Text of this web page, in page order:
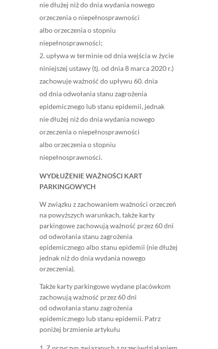
nie dłużej niż do dnia wydania nowego
orzeczenia o niepełnosprawności
albo orzeczenia o stopniu
niepełnosprawności;
upływa w terminie od dnia wejścia w życie
niniejszej ustawy (tj. od dnia 8 marca 2020 r.)
zachowuje ważność do upływu 60. dnia
od dnia odwołania stanu zagrożenia
epidemicznego lub stanu epidemii, jednak
nie dłużej niż do dnia wydania nowego
orzeczenia o niepełnosprawności
albo orzeczenia o stopniu
niepełnosprawności.
WYDŁUŻENIE WAŻNOŚCI KART
PARKINGOWYCH
W związku z zachowaniem ważności orzeczeń
na powyższych warunkach, także karty
parkingowe zachowują ważność przez 60 dni
od odwołania stanu zagrożenia
epidemicznego albo stanu epidemii (nie dłużej
jednak niż do dnia wydania nowego
orzeczenia).
Także karty parkingowe wydane placówkom
zachowują ważność przez 60 dni
od odwołania stanu zagrożenia
epidemicznego lub stanu epidemii. Patrz
poniżej brzmienie artykułu